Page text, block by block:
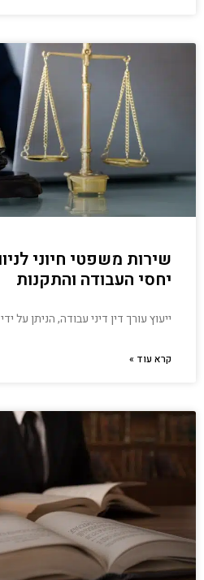
שירות משפטי חיוני
יחסי העבודה והתקנות
ייעוץ עורך דין דיני עבודה, הניתן על
קרא עוד »